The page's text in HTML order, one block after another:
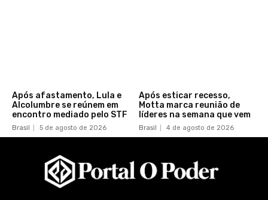
Após afastamento, Lula e
Alcolumbre se reúnem em
encontro mediado pelo STF
Brasil 5 de agosto de 2026
Após esticar recesso,
Motta marca reunião de
líderes na semana que vem
Brasil 4 de agosto de 2026